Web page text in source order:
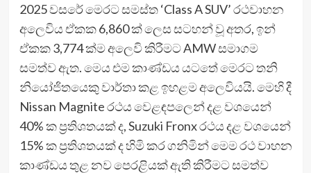
2025 වසරේ මෙරට සමස්ත ‘Class A SUV’ රථවාහන
අලෙවිය ඒකක 6,860 ක් ලෙස සටහන් වූ අතර, ඉන්
ඒකක 3,774 ක්ම අලෙවි කිරීමට AMW සමාගම
සමත්ව ඇත. මෙය එම කාණ්ඩය යටතේ මෙරට තනි
නියෝජිතයෙකු වාර්තා කළ ඉහළම අලෙවියයි. මෙහි දී
Nissan Magnite රථය වෙළඳපලෙන් දළ වශයෙන්
40% ක ප්‍රතිශතයක් ද, Suzuki Fronx රථය දළ වශයෙන්
15% ක ප්‍රතිශතයක් ද හිමි කර ගනිමින් මෙම රථ වාහන
කාණ්ඩය තුළ නව පෙරළියක් ඇති කිරීමට සමත්ව